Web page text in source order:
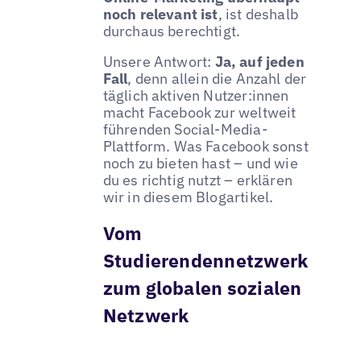
noch relevant ist, ist deshalb
durchaus berechtigt.
Unsere Antwort: Ja, auf jeden
Fall, denn allein die Anzahl der
täglich aktiven Nutzer:innen
macht Facebook zur weltweit
führenden Social-Media-
Plattform. Was Facebook sonst
noch zu bieten hast – und wie
du es richtig nutzt – erklären
wir in diesem Blogartikel.
Vom
Studierendennetzwerk
zum globalen sozialen
Netzwerk